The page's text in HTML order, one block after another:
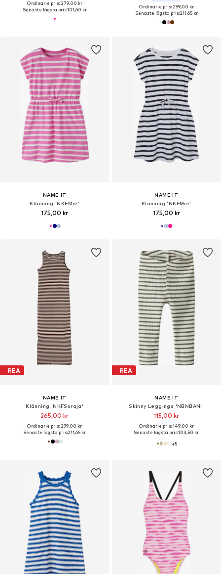
Ordinarie pris: 279,00 kr
Senaste lägsta pris:101,60 kr
Ordinarie pris: 299,00 kr
Senaste lägsta pris:211,65 kr
NAME IT
Klänning 'NKFMie'
175,00 kr
NAME IT
Klänning 'NKFMie'
175,00 kr
REA
NAME IT
Klänning 'NKFSuraja'
265,00 kr
Ordinarie pris: 299,00 kr
Senaste lägsta pris:211,65 kr
REA
NAME IT
Skinny Leggings 'NBNBANI'
115,00 kr
Ordinarie pris: 149,00 kr
Senaste lägsta pris:103,50 kr
+5